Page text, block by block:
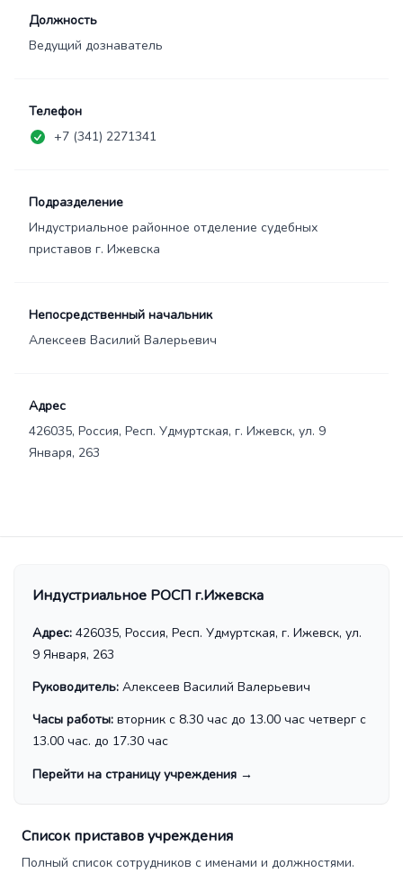
Должность
Ведущий дознаватель
Телефон
+7 (341) 2271341
Подразделение
Индустриальное районное отделение судебных
приставов г. Ижевска
Непосредственный начальник
Алексеев Василий Валерьевич
Адрес
426035, Россия, Респ. Удмуртская, г. Ижевск, ул. 9
Января, 263
Индустриальное РОСП г.Ижевска
Адрес: 426035, Россия, Респ. Удмуртская, г. Ижевск, ул.
9 Января, 263
Руководитель: Алексеев Василий Валерьевич
Часы работы: вторник с 8.30 час до 13.00 час четверг с
13.00 час. до 17.30 час
Перейти на страницу учреждения →
Список приставов учреждения
Полный список сотрудников с именами и должностями.